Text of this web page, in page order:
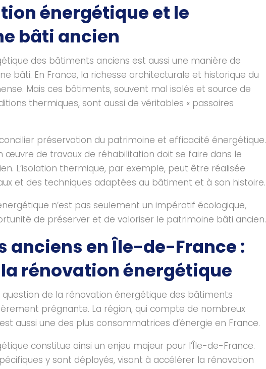
énergétique et le
bâti ancien
des bâtiments anciens est aussi une manière de
bâti. En France, la richesse architecturale et historique du
Mais ces bâtiments, souvent mal isolés et source de
thermiques, sont aussi de véritables « passoires
préservation du patrimoine et efficacité énergétique.
œuvre de travaux de réhabilitation doit se faire dans le
L’isolation thermique, par exemple, peut être réalisée
et des techniques adaptées au bâtiment et à son histoire.
n’est pas seulement un impératif écologique,
de préserver et de valoriser le patrimoine bâti ancien.
anciens en Île-de-France :
rénovation énergétique
de la rénovation énergétique des bâtiments
prégnante. La région, qui compte de nombreux
aussi une des plus consommatrices d’énergie en France.
constitue ainsi un enjeu majeur pour l’Île-de-France.
y sont déployés, visant à accélérer la rénovation